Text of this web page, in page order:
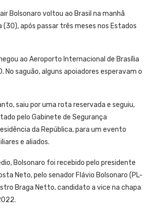
Bolsonaro voltou ao Brasil na manhã
após passar três meses nos Estados
ao Aeroporto Internacional de Brasília
No saguão, alguns apoiadores esperavam o
saiu por uma rota reservada e seguiu,
pelo Gabinete de Segurança
da República, para um evento
e aliados.
Bolsonaro foi recebido pelo presidente
Neto, pelo senador Flávio Bolsonaro (PL-
Braga Netto, candidato a vice na chapa